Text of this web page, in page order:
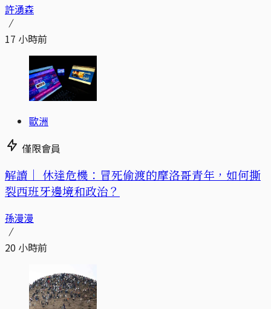
許湧森
17 小時前
歐洲
僅限會員
解讀｜ 休達危機：冒死偷渡的摩洛哥青年，如何撕
裂西班牙邊境和政治？
孫漫漫
20 小時前